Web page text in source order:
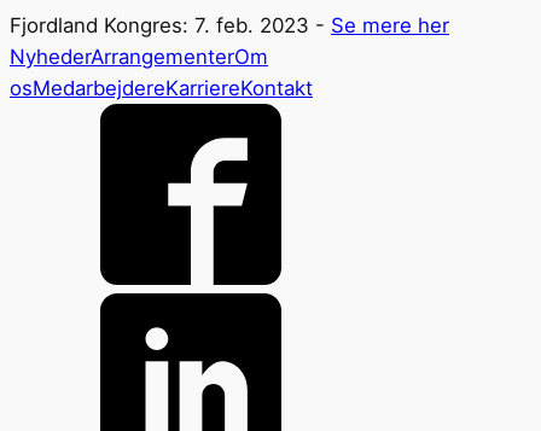
Fjordland Kongres: 7. feb. 2023 - Se mere her
NyhederArrangementerOm
osMedarbejdereKarriereKontakt